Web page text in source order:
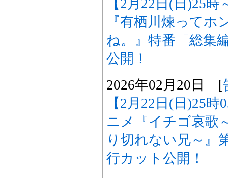
【2月22日(日)25
『有栖川煉ってホ
ね。』特番「総集
公開！
2026年02月20日 [
【2月22日(日)25
ニメ『イチゴ哀歌
り切れない兄～
行カット公開！